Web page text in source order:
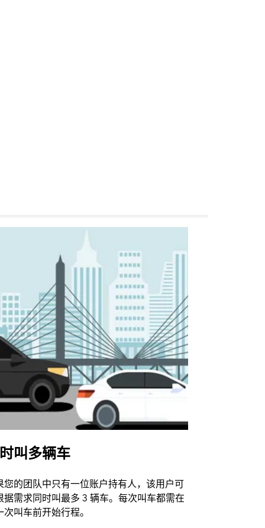
叫多辆车
您的团队中只有一位账户持有人，该用户可
据需求同时叫最多 3 辆车。每次叫车都需在
次叫车前开始行程。